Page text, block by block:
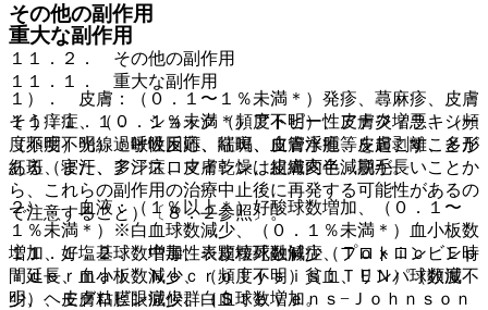
その他の副作用
１１．２． その他の副作用
１）． 皮膚：（０．１〜１％未満＊）発疹、蕁麻疹、皮膚
そう痒症、（０．１％未満＊）アトピー性皮膚炎増悪、（頻
度不明）光線過敏性反応、紅斑、皮膚水疱、皮膚剥離、多形
紅斑、寝汗、多汗症、皮膚乾燥、皮膚変色、脱毛。
２）． 血液：（１％以上＊）好酸球数増加、（０．１〜
１％未満＊）※白血球数減少、（０．１％未満＊）血小板数
増加、好塩基球数増加、※顆粒球数減少、プロトロンビン時
間延長、血小板数減少、（頻度不明）貧血、リンパ球数減
少、ヘモグロビン減少、白血球数増加。
重大な副作用
１１．１． 重大な副作用
１１．１．１． ショック（頻度不明）、アナフィラキシー
（頻度不明）：呼吸困難、喘鳴、血管浮腫等を起こすことが
ある（また、アジスロマイシンは組織内半減期が長いことか
ら、これらの副作用の治療中止後に再発する可能性があるの
で注意すること）〔８．２参照〕。
１１．１．２． 中毒性表皮壊死融解症（Ｔｏｘｉｃ Ｅｐ
ｉｄｅｒｍａｌ Ｎｅｃｒｏｌｙｓｉｓ：ＴＥＮ）（頻度不
明）、皮膚粘膜眼症候群（Ｓｔｅｖｅｎｓ−Ｊｏｈｎｓｏｎ